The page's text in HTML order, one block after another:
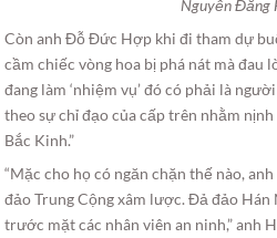
Nguyễn Đăng
Còn anh Đỗ Đức Hợp khi đi tham dự
cầm chiếc vòng hoa bị phá nát mà đau
đang làm ‘nhiệm vụ’ đó có phải là
theo sự chỉ đạo của cấp trên nhằm
Bắc Kinh.”
“Mặc cho họ có ngăn chặn thế nào,
đảo Trung Cộng xâm lược. Đả đảo Hán
trước mặt các nhân viên an ninh,” anh